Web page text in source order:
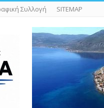
Συλλογή SITEMAP